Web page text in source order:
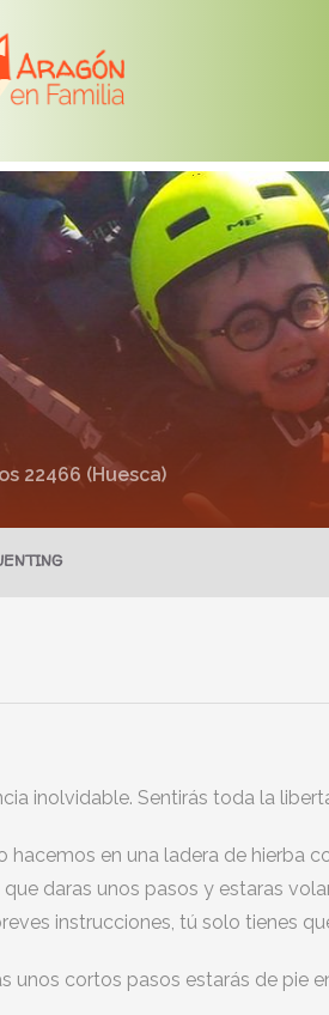
22466 (Huesca)
inolvidable. Sentirás toda la
hacemos en una ladera de hierba
daras unos pasos y estaras
instrucciones, tú solo tienes
unos cortos pasos estarás de pie